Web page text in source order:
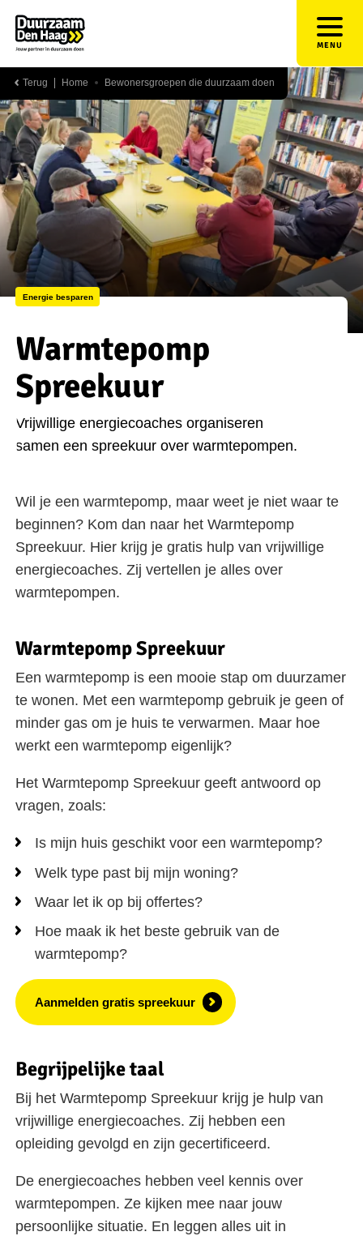
MENU
Terug Home Bewonersgroepen die duurzaam doen
Energie besparen
Warmtepomp
Spreekuur
Vrijwillige energiecoaches organiseren
samen een spreekuur over warmtepompen.
Wil je een warmtepomp, maar weet je niet waar te
beginnen? Kom dan naar het Warmtepomp
Spreekuur. Hier krijg je gratis hulp van vrijwillige
energiecoaches. Zij vertellen je alles over
warmtepompen.
Warmtepomp Spreekuur
Een warmtepomp is een mooie stap om duurzamer
te wonen. Met een warmtepomp gebruik je geen of
minder gas om je huis te verwarmen. Maar hoe
werkt een warmtepomp eigenlijk?
Het Warmtepomp Spreekuur geeft antwoord op
vragen, zoals:
Is mijn huis geschikt voor een warmtepomp?
Welk type past bij mijn woning?
Waar let ik op bij offertes?
Hoe maak ik het beste gebruik van de
warmtepomp?
Aanmelden gratis spreekuur
Begrijpelijke taal
Bij het Warmtepomp Spreekuur krijg je hulp van
vrijwillige energiecoaches. Zij hebben een
opleiding gevolgd en zijn gecertificeerd.
De energiecoaches hebben veel kennis over
warmtepompen. Ze kijken mee naar jouw
persoonlijke situatie. En leggen alles uit in